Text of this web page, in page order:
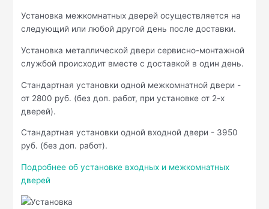
Установка межкомнатных дверей осуществляется на
следующий или любой другой день после доставки.
Установка металлической двери сервисно-монтажной
службой происходит вместе с доставкой в один день.
Стандартная установки одной межкомнатной двери -
от 2800 руб. (без доп. работ, при установке от 2-х
дверей).
Стандартная установки одной входной двери - 3950
руб. (без доп. работ).
Подробнее об установке входных и межкомнатных
дверей